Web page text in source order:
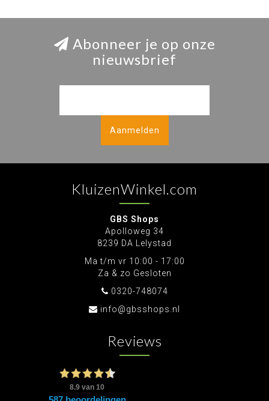
Abonneer je op onze
nieuwsbrief
Aanmelden
KluizenWinkel.com
GBS Shops
Apolloweg 34
8239 DA Lelystad
Ma t/m vr 10:00 - 17:00
Za & zo Gesloten
0320-748074
info@gbsshops.nl
Reviews